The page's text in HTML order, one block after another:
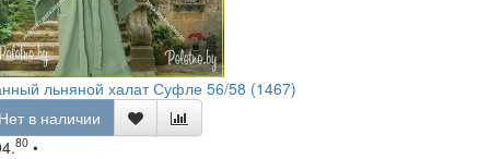
льняной халат Суфле 56/58 (1467)
в наличии
80 •